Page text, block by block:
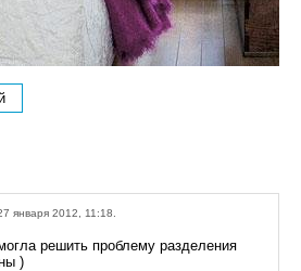
января 2012, 11:18.
решить проблему разделения
)